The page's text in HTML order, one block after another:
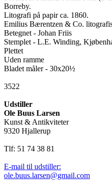
Borreby.
Litografi på papir ca. 1860.
Emilius Bærentzen & Co.
Betegnet - Johan Friis
Stemplet - L.E. Winding,
Plettet
Uden ramme
Bladet måler - 30x20½
3522
Udstiller
Ole Buus Larsen
Kunst & Antikviteter
9320 Hjallerup
Tlf: 51 74 38 81
E-mail til udstiller:
ole.buus.larsen@gmail.com